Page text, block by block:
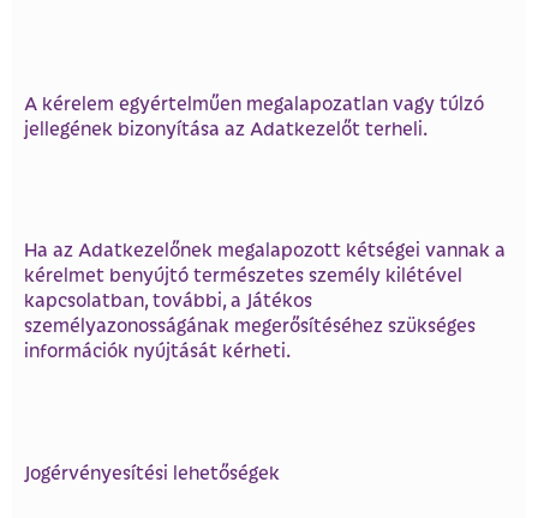
A kérelem egyértelműen megalapozatlan vagy túlzó
jellegének bizonyítása az Adatkezelőt terheli.
Ha az Adatkezelőnek megalapozott kétségei vannak a
kérelmet benyújtó természetes személy kilétével
kapcsolatban, további, a Játékos
személyazonosságának megerősítéséhez szükséges
információk nyújtását kérheti.
Jogérvényesítési lehetőségek